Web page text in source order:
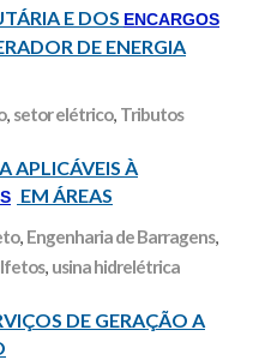
E DOS ENCARGOS
DE ENERGIA
, setor elétrico, Tributos
APLICÁVEIS À
EM ÁREAS
, Engenharia de Barragens,
, usina hidrelétrica
DE GERAÇÃO A